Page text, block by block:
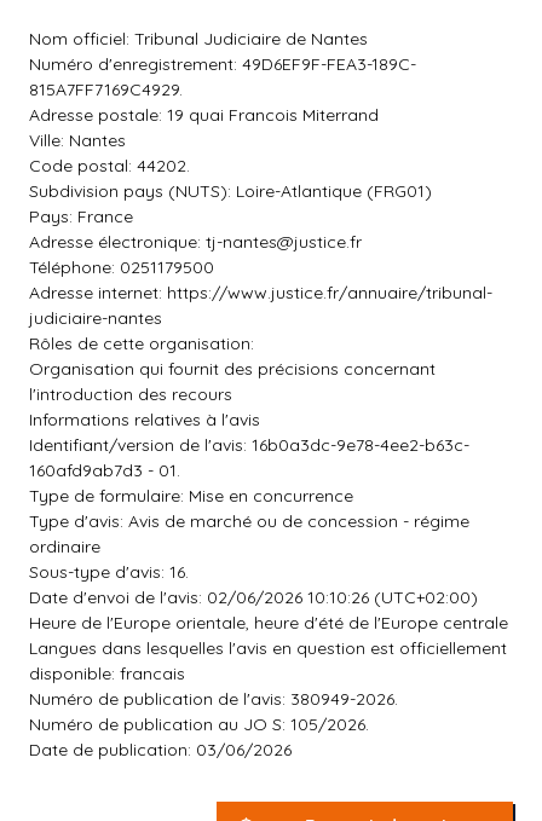
Nom officiel: Tribunal Judiciaire de Nantes
Numéro d'enregistrement: 49D6EF9F-FEA3-189C-
815A7FF7169C4929.
Adresse postale: 19 quai Francois Miterrand
Ville: Nantes
Code postal: 44202.
Subdivision pays (NUTS): Loire-Atlantique (FRG01)
Pays: France
Adresse électronique: tj-nantes@justice.fr
Téléphone: 0251179500
Adresse internet: https://www.justice.fr/annuaire/tribunal-
judiciaire-nantes
Rôles de cette organisation:
Organisation qui fournit des précisions concernant
l'introduction des recours
Informations relatives à l'avis
Identifiant/version de l'avis: 16b0a3dc-9e78-4ee2-b63c-
160afd9ab7d3 - 01.
Type de formulaire: Mise en concurrence
Type d'avis: Avis de marché ou de concession - régime
ordinaire
Sous-type d'avis: 16.
Date d'envoi de l'avis: 02/06/2026 10:10:26 (UTC+02:00)
Heure de l'Europe orientale, heure d'été de l'Europe centrale
Langues dans lesquelles l'avis en question est officiellement
disponible: francais
Numéro de publication de l'avis: 380949-2026.
Numéro de publication au JO S: 105/2026.
Date de publication: 03/06/2026